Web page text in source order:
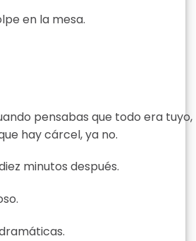
en la mesa.
pensabas que todo era tuyo,
hay cárcel, ya no.
minutos después.